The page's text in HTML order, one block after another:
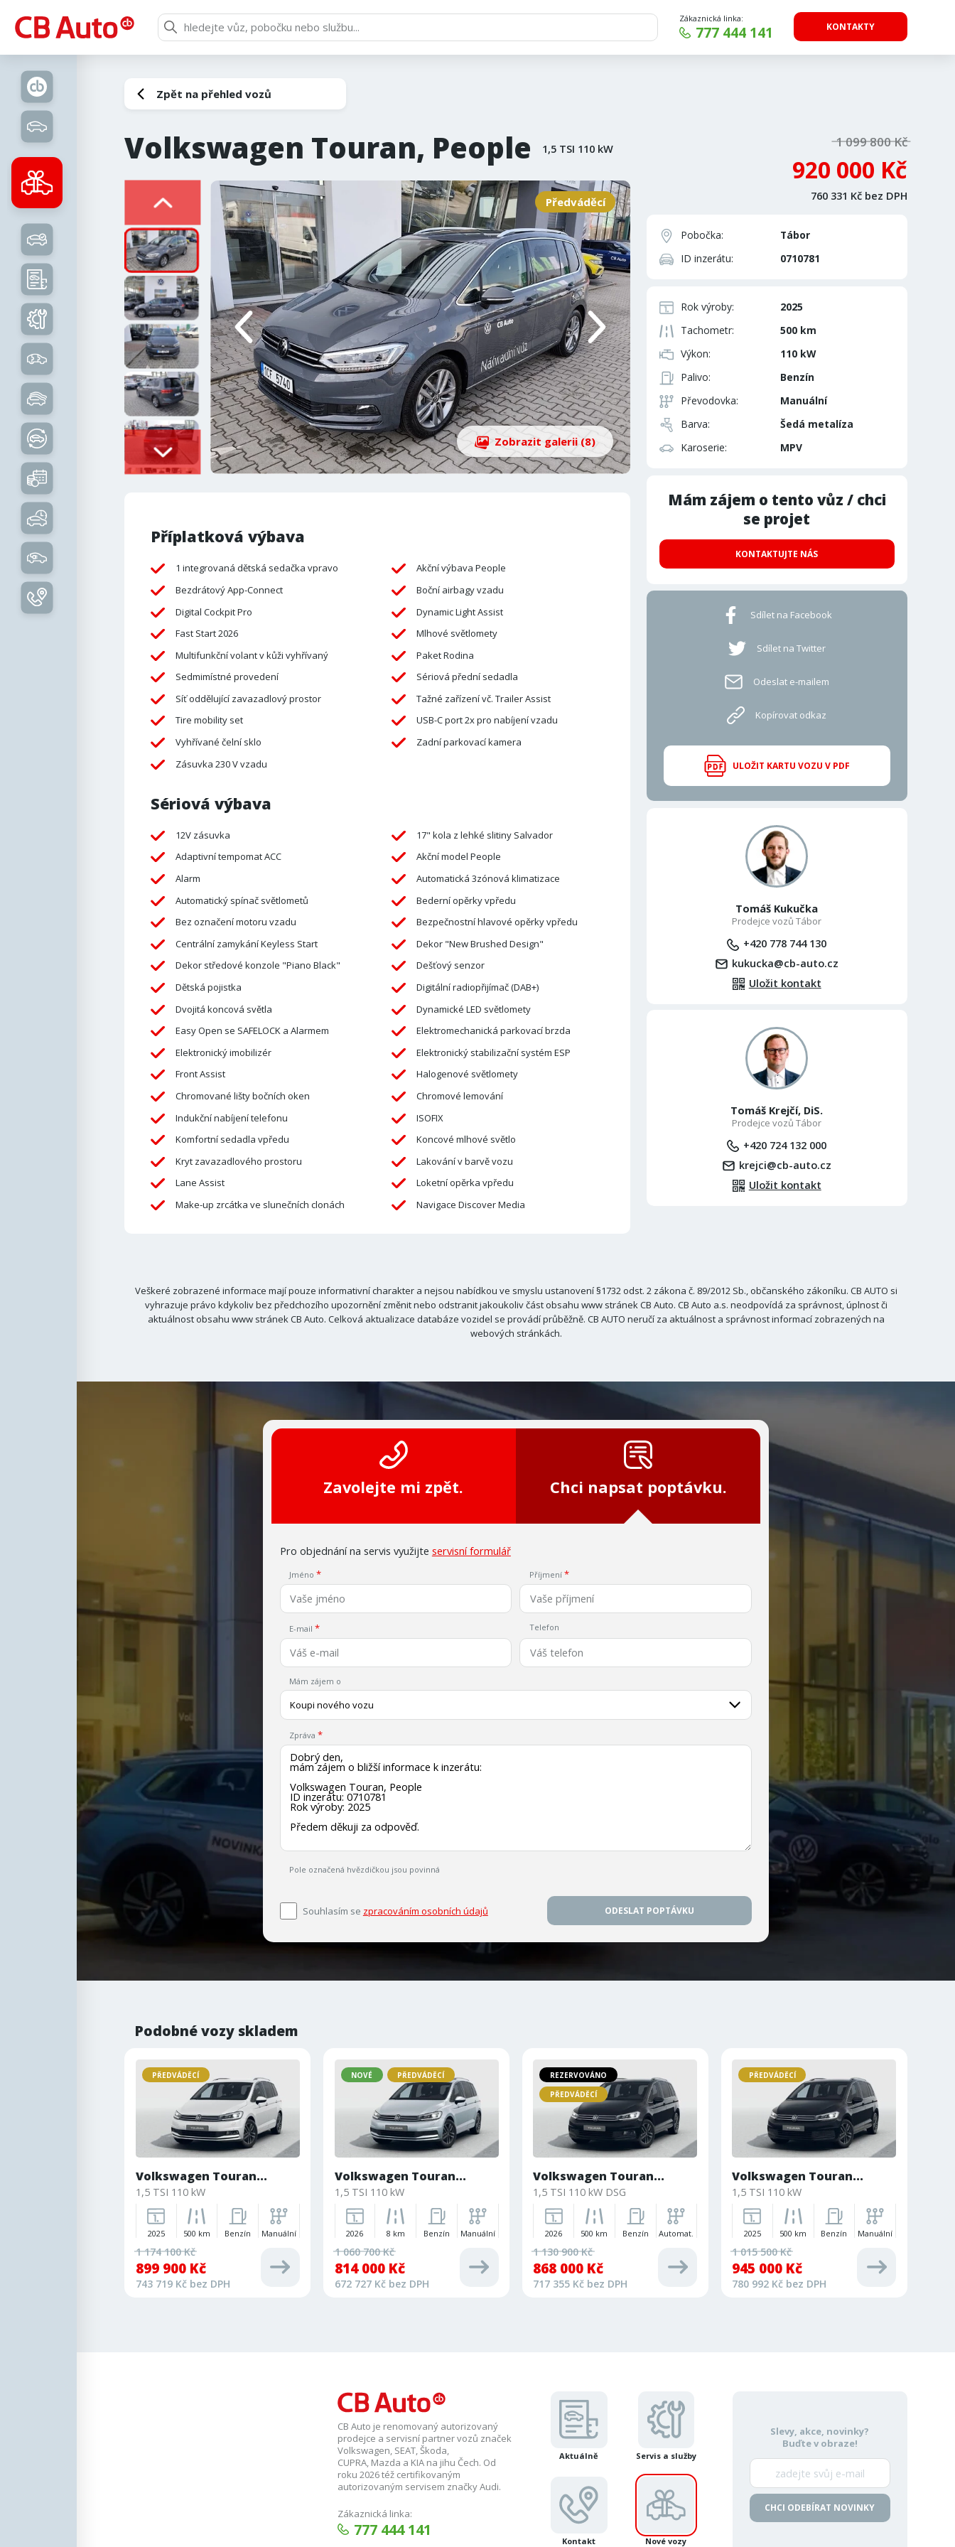
Zákaznická linka:
777 444 141 KONTAKTY
Zpět na přehled vozů
Volkswagen Touran, People 1,5 TSI 110 kW 1 099 800 Kč
920 000 Kč
760 331 Kč bez DPH
Pobočka:
Tábor
ID inzerátu:
0710781
Rok výroby:
2025
Tachometr:
500 km
Výkon:
110 kW
Palivo:
Benzín
Převodovka:
Manuální
Barva:
Šedá metalíza
Karoserie:
MPV
Předváděcí
Zobrazit galerii (8)
Příplatková výbava
1 integrovaná dětská sedačka vpravo
Akční výbava People
Bezdrátový App-Connect
Boční airbagy vzadu
Digital Cockpit Pro
Dynamic Light Assist
Fast Start 2026
Mlhové světlomety
Multifunkční volant v kůži vyhřívaný
Paket Rodina
Sedmimístné provedení
Sériová přední sedadla
Síť oddělující zavazadlový prostor
Tažné zařízení vč. Trailer Assist
Tire mobility set
USB-C port 2x pro nabíjení vzadu
Vyhřívané čelní sklo
Zadní parkovací kamera
Zásuvka 230 V vzadu
Sériová výbava
12V zásuvka
17" kola z lehké slitiny Salvador
Adaptivní tempomat ACC
Akční model People
Alarm
Automatická 3zónová klimatizace
Automatický spínač světlometů
Bederní opěrky vpředu
Bez označení motoru vzadu
Bezpečnostní hlavové opěrky vpředu
Centrální zamykání Keyless Start
Dekor "New Brushed Design"
Dekor středové konzole "Piano Black"
Dešťový senzor
Dětská pojistka
Digitální radiopřijímač (DAB+)
Dvojitá koncová světla
Dynamické LED světlomety
Easy Open se SAFELOCK a Alarmem
Elektromechanická parkovací brzda
Elektronický imobilizér
Elektronický stabilizační systém ESP
Front Assist
Halogenové světlomety
Chromované lišty bočních oken
Chromové lemování
Indukční nabíjení telefonu
ISOFIX
Komfortní sedadla vpředu
Koncové mlhové světlo
Kryt zavazadlového prostoru
Lakování v barvě vozu
Lane Assist
Loketní opěrka vpředu
Make-up zrcátka ve slunečních clonách
Navigace Discover Media
Mám zájem o tento vůz / chci
se projet
KONTAKTUJTE NÁS
Sdílet na Facebook
Sdílet na Twitter
Odeslat e-mailem
Kopírovat odkaz
ULOŽIT KARTU VOZU V PDF
Tomáš Kukučka
Prodejce vozů Tábor
+420 778 744 130
kukucka@cb-auto.cz
Uložit kontakt
Tomáš Krejčí, DiS.
Prodejce vozů Tábor
+420 724 132 000
krejci@cb-auto.cz
Uložit kontakt
Veškeré zobrazené informace mají pouze informativní charakter a nejsou nabídkou ve smyslu ustanovení §1732 odst. 2 zákona č. 89/2012 Sb., občanského zákoníku. CB AUTO si
vyhrazuje právo kdykoliv bez předchozího upozornění změnit nebo odstranit jakoukoliv část obsahu www stránek CB Auto. CB Auto a.s. neodpovídá za správnost, úplnost či
aktuálnost obsahu www stránek CB Auto. Celková aktualizace databáze vozidel se provádí průběžně. CB AUTO neručí za aktuálnost a správnost informací zobrazených na
webových stránkách.
Zavolejte mi zpět. Chci napsat poptávku.
Pro objednání na servis využijte servisní formulář
Jméno Příjmení
E-mail Telefon
Mám zájem o
Koupi nového vozu
Zpráva
Pole označená hvězdičkou jsou povinná
Souhlasím se zpracováním osobních údajů ODESLAT POPTÁVKU
Podobné vozy skladem
PŘEDVÁDĚCÍ
Volkswagen Touran...
1,5 TSI 110 kW
2025 500 km Benzín Manuální
1 174 100 Kč
899 900 Kč
743 719 Kč bez DPH
NOVÉ PŘEDVÁDĚCÍ
Volkswagen Touran...
1,5 TSI 110 kW
2026 8 km Benzín Manuální
1 060 700 Kč
814 000 Kč
672 727 Kč bez DPH
REZERVOVÁNO
PŘEDVÁDĚCÍ
Volkswagen Touran...
1,5 TSI 110 kW DSG
2026 500 km Benzín Automat.
1 130 900 Kč
868 000 Kč
717 355 Kč bez DPH
PŘEDVÁDĚCÍ
Volkswagen Touran...
1,5 TSI 110 kW
2025 500 km Benzín Manuální
1 015 500 Kč
945 000 Kč
780 992 Kč bez DPH
CB Auto je renomovaný autorizovaný
prodejce a servisní partner vozů značek
Volkswagen, SEAT, Škoda,
CUPRA, Mazda a KIA na jihu Čech. Od
roku 2026 též certifikovaným
autorizovaným servisem značky Audi.
Zákaznická linka:
777 444 141
Aktuálně Servis a služby
Kontakt Nové vozy
Slevy, akce, novinky?
Buďte v obraze!
CHCI ODEBÍRAT NOVINKY